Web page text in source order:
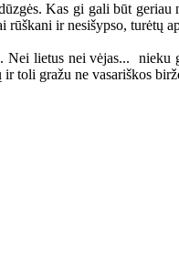
Kas gi gali būt
rūškani ir nesišypso, turėtų
Nei lietus nei vėjas...
toli gražu ne vasariškos